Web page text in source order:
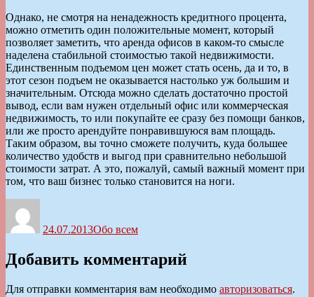
Однако, не смотря на ненадежность кредитного процента,
можно отметить один положительные момент, который
позволяет заметить, что аренда офисов в каком-то смысле
наделена стабильной стоимостью такой недвижимости.
Единственным подъемом цен может стать осень, да и то, в
этот сезон подъем не оказывается настолько уж большим и
значительным. Отсюда можно сделать достаточно простой
вывод, если вам нужен отдельный офис или коммерческая
недвижимость, то или покупайте ее сразу без помощи банков,
или же просто арендуйте понравившуюся вам площадь.
Таким образом, вы точно сможете получить, куда большее
количество удобств и выгод при сравнительно небольшой
стоимости затрат. А это, пожалуй, самый важный момент при
том, что ваш бизнес только становится на ноги.
24.07.2013Обо всем
Добавить комментарий
Для отправки комментария вам необходимо авторизоваться.